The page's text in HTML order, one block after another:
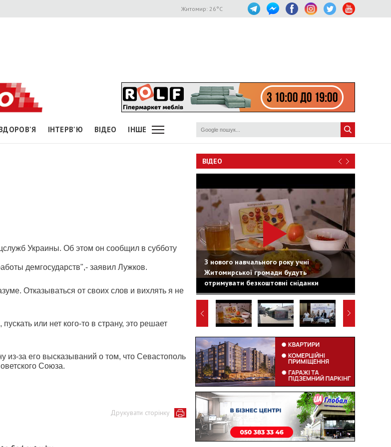
Житомир: 26°C
ІНТЕРВ'Ю ВІДЕО ІНШЕ
Украины. Об этом он сообщил в субботу
демгосударств",- заявил Лужков.
Отказываться от своих слов и вихлять я не
или нет кого-то в страну, это решает
из-за его высказываний о том, что Севастополь
Союза.
Друкувати сторінку
ВІДЕО
З нового навчального року учні
Житомирської громади будуть
отримувати безкоштовні сніданки